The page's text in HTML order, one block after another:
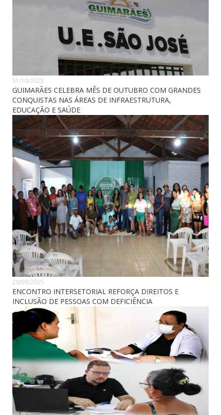
31/10/2025
GUIMARÃES CELEBRA MÊS DE OUTUBRO COM GRANDES
CONQUISTAS NAS ÁREAS DE INFRAESTRUTURA,
EDUCAÇÃO E SAÚDE
29/09/2025
ENCONTRO INTERSETORIAL REFORÇA DIREITOS E
INCLUSÃO DE PESSOAS COM DEFICIÊNCIA